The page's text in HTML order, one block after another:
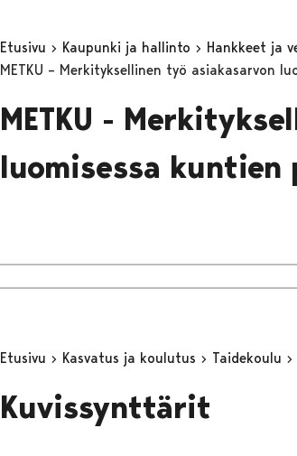
Etusivu Kaupunki ja hallinto Hankkeet ja
METKU – Merkityksellinen työ asiakasarvon
METKU -
luomisessa kuntien
Etusivu Kasvatus ja koulutus Taidekoulu
Kuvissynttärit